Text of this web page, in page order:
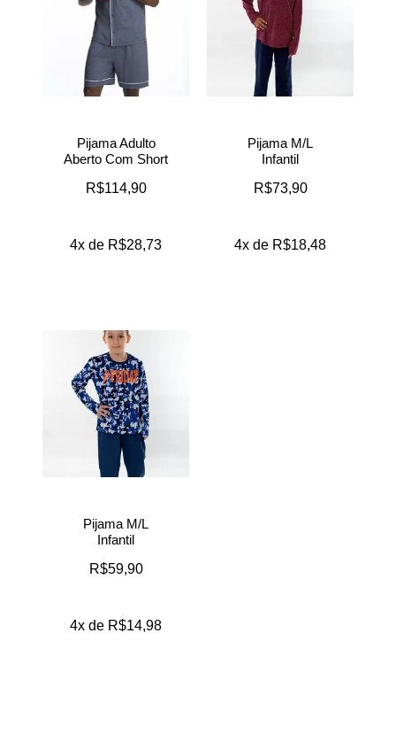
Pijama Adulto
Aberto Com Short
R$114,90
4x de R$28,73
Pijama M/L
Infantil
R$73,90
4x de R$18,48
Pijama M/L
Infantil
R$59,90
4x de R$14,98